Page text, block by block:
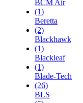
BCM Air
(1)
Beretta
(2)
Blackhawk
(1)
Blackleaf
(1)
Blade-Tech
(26)
BLS